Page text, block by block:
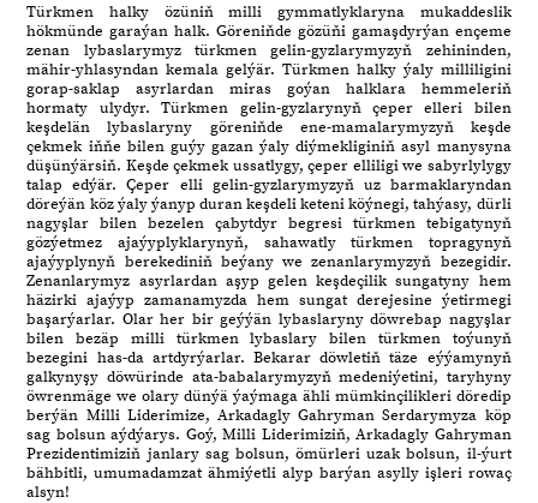
Türkmen halky özüniň milli gymmatlyklaryna mukaddeslik
hökmünde garaýan halk. Göreniňde gözüňi gamaşdyrýan ençeme
zenan lybaslarymyz türkmen gelin-gyzlarymyzyň zehininden,
mähir-yhlasyndan kemala gelýär. Türkmen halky ýaly milliligini
gorap-saklap asyrlardan miras goýan halklara hemmeleriň
hormaty ulydyr. Türkmen gelin-gyzlarynyň çeper elleri bilen
keşdelän lybaslaryny göreniňde ene-mamalarymyzyň keşde
çekmek iňňe bilen guýy gazan ýaly diýmekliginiň asyl manysyna
düşünýärsiň. Keşde çekmek ussatlygy, çeper elliligi we sabyrlylygy
talap edýär. Çeper elli gelin-gyzlarymyzyň uz barmaklaryndan
döreýän köz ýaly ýanyp duran keşdeli keteni köýnegi, tahýasy, dürli
nagyşlar bilen bezelen çabytdyr begresi türkmen tebigatynyň
gözýetmez ajaýyplyklarynyň, sahawatly türkmen topragynyň
ajaýyplynyň berekediniň beýany we zenanlarymyzyň bezegidir.
Zenanlarymyz asyrlardan aşyp gelen keşdeçilik sungatyny hem
häzirki ajaýyp zamanamyzda hem sungat derejesine ýetirmegi
başarýarlar. Olar her bir geýýän lybaslaryny döwrebap nagyşlar
bilen bezäp milli türkmen lybaslary bilen türkmen toýunyň
bezegini has-da artdyrýarlar. Bekarar döwletiň täze eýýamynyň
galkynyşy döwürinde ata-babalarymyzyň medeniýetini, taryhyny
öwrenmäge we olary dünýä ýaýmaga ähli mümkinçilikleri döredip
berýän Milli Liderimize, Arkadagly Gahryman Serdarymyza köp
sag bolsun aýdýarys. Goý, Milli Liderimiziň, Arkadagly Gahryman
Prezidentimiziň janlary sag bolsun, ömürleri uzak bolsun, il-ýurt
bähbitli, umumadamzat ähmiýetli alyp barýan asylly işleri rowaç
alsyn!